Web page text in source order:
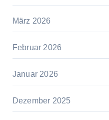
März 2026
Februar 2026
Januar 2026
Dezember 2025